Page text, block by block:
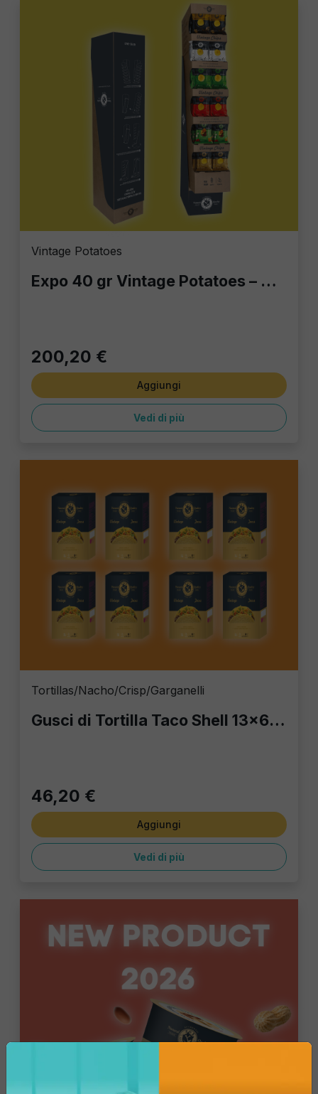
Vintage Potatoes
Expo 40 gr Vintage Potatoes – Colonnina Espositiva con 140 Buste da 40g | Patatine Gourmet per Bar, Locali e Casa
200,20 €
Aggiungi
Vedi di più
Tortillas/Nacho/Crisp/Garganelli
Gusci di Tortilla Taco Shell 13x6 cm | Stock 8 Confezioni da 20 pz | Fornitura HoReCa Fox Italia
46,20 €
Aggiungi
Vedi di più